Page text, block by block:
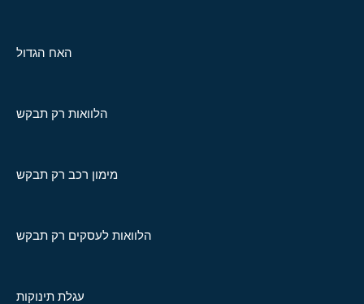
האח הגדול
הלוואות רק תבקש
מימון רכב רק תבקש
הלוואות לעסקים רק תבקש
עגלת תינוקות